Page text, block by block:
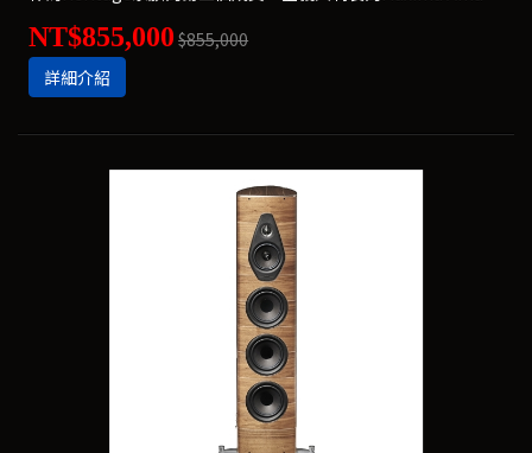
NT$855,000 $855,000
詳細介紹